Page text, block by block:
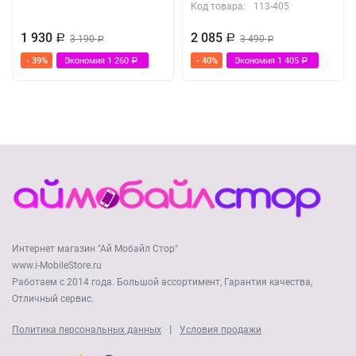
1 930 Р 3 190Р
- 39% Экономия 1 260 Р
Код товара: 113-405
2 085 Р 3 490Р
- 40% Экономия 1 405 Р
Интернет магазин "Ай Мобайл Стор"
www.i-MobileStore.ru
Работаем с 2014 года. Большой ассортимент, Гарантия качества,
Отличный сервис.
Политика персональных данных | Условия продажи